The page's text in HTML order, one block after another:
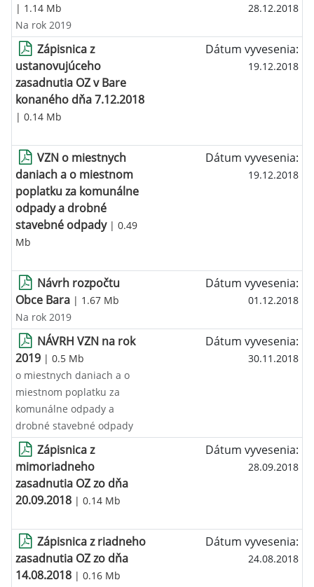
| 1.14 Mb
28.12.2018
Na rok 2019
Zápisnica z
ustanovujúceho
zasadnutia OZ v Bare
konaného dňa 7.12.2018
| 0.14 Mb
Dátum vyvesenia:
19.12.2018
VZN o miestnych
daniach a o miestnom
poplatku za komunálne
odpady a drobné
stavebné odpady| 0.49
Mb
Dátum vyvesenia:
19.12.2018
Návrh rozpočtu
Obce Bara | 1.67 Mb
Dátum vyvesenia:
01.12.2018
Na rok 2019
NÁVRH VZN na rok
2019 | 0.5 Mb
Dátum vyvesenia:
30.11.2018
o miestnych daniach a o
miestnom poplatku za
komunálne odpady a
drobné stavebné odpady
Zápisnica z
mimoriadneho
zasadnutia OZ zo dňa
20.09.2018 | 0.14 Mb
Dátum vyvesenia:
28.09.2018
Zápisnica z riadneho
zasadnutia OZ zo dňa
14.08.2018 | 0.16 Mb
Dátum vyvesenia:
24.08.2018